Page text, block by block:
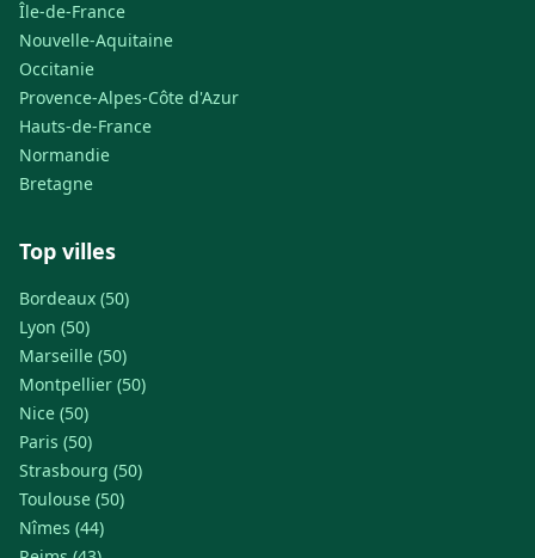
Île-de-France
Nouvelle-Aquitaine
Occitanie
Provence-Alpes-Côte d'Azur
Hauts-de-France
Normandie
Bretagne
Top villes
Bordeaux (50)
Lyon (50)
Marseille (50)
Montpellier (50)
Nice (50)
Paris (50)
Strasbourg (50)
Toulouse (50)
Nîmes (44)